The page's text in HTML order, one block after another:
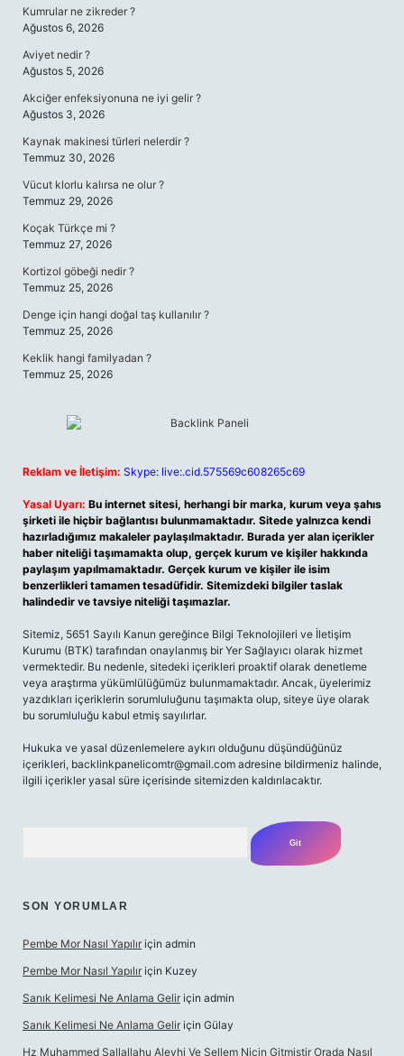
Kumrular ne zikreder ?
Ağustos 6, 2026
Aviyet nedir ?
Ağustos 5, 2026
Akciğer enfeksiyonuna ne iyi gelir ?
Ağustos 3, 2026
Kaynak makinesi türleri nelerdir ?
Temmuz 30, 2026
Vücut klorlu kalırsa ne olur ?
Temmuz 29, 2026
Koçak Türkçe mi ?
Temmuz 27, 2026
Kortizol göbeği nedir ?
Temmuz 25, 2026
Denge için hangi doğal taş kullanılır ?
Temmuz 25, 2026
Keklik hangi familyadan ?
Temmuz 25, 2026
Reklam ve İletişim: Skype: live:.cid.575569c608265c69
Yasal Uyarı: Bu internet sitesi, herhangi bir marka, kurum veya şahıs
şirketi ile hiçbir bağlantısı bulunmamaktadır. Sitede yalnızca kendi
hazırladığımız makaleler paylaşılmaktadır. Burada yer alan içerikler
haber niteliği taşımamakta olup, gerçek kurum ve kişiler hakkında
paylaşım yapılmamaktadır. Gerçek kurum ve kişiler ile isim
benzerlikleri tamamen tesadüfidir. Sitemizdeki bilgiler taslak
halindedir ve tavsiye niteliği taşımazlar.
Sitemiz, 5651 Sayılı Kanun gereğince Bilgi Teknolojileri ve İletişim
Kurumu (BTK) tarafından onaylanmış bir Yer Sağlayıcı olarak hizmet
vermektedir. Bu nedenle, sitedeki içerikleri proaktif olarak denetleme
veya araştırma yükümlülüğümüz bulunmamaktadır. Ancak, üyelerimiz
yazdıkları içeriklerin sorumluluğunu taşımakta olup, siteye üye olarak
bu sorumluluğu kabul etmiş sayılırlar.
Hukuka ve yasal düzenlemelere aykırı olduğunu düşündüğünüz
içerikleri, backlinkpanelicomtr@gmail.com adresine bildirmeniz halinde,
ilgili içerikler yasal süre içerisinde sitemizden kaldırılacaktır.
SON YORUMLAR
Pembe Mor Nasıl Yapılır için admin
Pembe Mor Nasıl Yapılır için Kuzey
Sanık Kelimesi Ne Anlama Gelir için admin
Sanık Kelimesi Ne Anlama Gelir için Gülay
Hz Muhammed Sallallahu Aleyhi Ve Sellem Niçin Gitmiştir Orada Nasıl